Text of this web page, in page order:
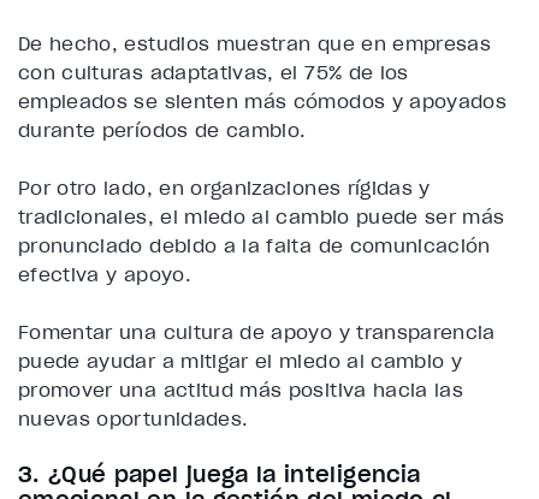
De hecho, estudios muestran que en empresas
con culturas adaptativas, el 75% de los
empleados se sienten más cómodos y apoyados
durante períodos de cambio.
Por otro lado, en organizaciones rígidas y
tradicionales, el miedo al cambio puede ser más
pronunciado debido a la falta de comunicación
efectiva y apoyo.
Fomentar una cultura de apoyo y transparencia
puede ayudar a mitigar el miedo al cambio y
promover una actitud más positiva hacia las
nuevas oportunidades.
3. ¿Qué papel juega la inteligencia